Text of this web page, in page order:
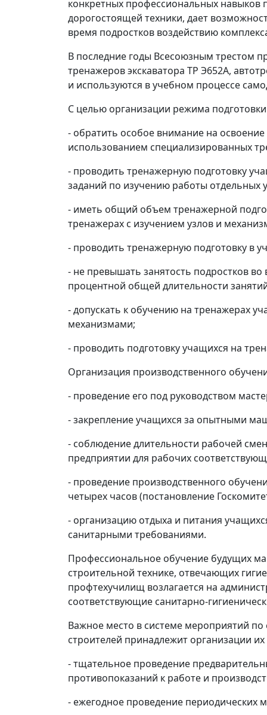
конкретных профессиональных навыков
дорогостоящей техники, дает
время подростков воздействию
В последние годы Всесоюзным трестом
тренажеров экскаватора ТР Э652А,
и используются в учебном процессе
С целью организации режима
- обратить особое внимание на
использованием специализированных
- проводить тренажерную подготовку
заданий по изучению работы отдельных
- иметь общий объем тренажерной
тренажерах с изучением узлов и
- проводить тренажерную подготовку в
- не превышать занятость подростков
процентной общей длительности
- допускать к обучению на тренажерах
механизмами;
- проводить подготовку учащихся на
Организация производственного
- проведение его под руководством
- закрепление учащихся за опытными
- соблюдение длительности рабочей
предприятии для рабочих
- проведение производственного
четырех часов (постановление
- организацию отдыха и питания
санитарными требованиями.
Профессиональное обучение будущих
строительной технике, отвечающих
профтехучилищ возлагается на
соответствующие санитарно-
Важное место в системе мероприятий
строителей принадлежит организации
- тщательное проведение
противопоказаний к работе и
- ежегодное проведение